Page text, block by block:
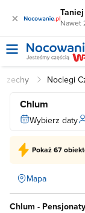
× Nawet
Czechy Noclegi
Chlum
Wybierz daty
Pokaż67
Mapa
Chlum - Pensjonaty